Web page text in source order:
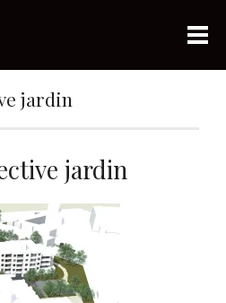
jardin
jardin